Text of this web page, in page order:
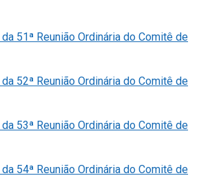
51ª Reunião Ordinária do Comitê de
52ª Reunião Ordinária do Comitê de
53ª Reunião Ordinária do Comitê de
54ª Reunião Ordinária do Comitê de